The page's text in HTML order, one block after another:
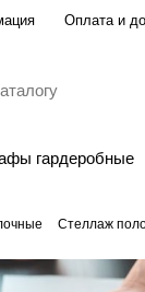
Оплата и
гардеробные
Стеллаж